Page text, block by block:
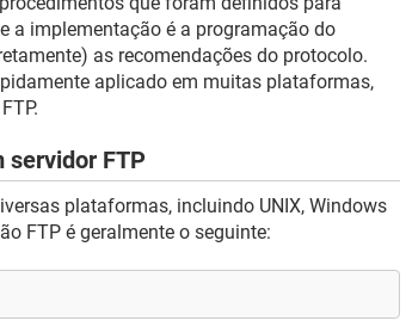
a implementação é a programação do
as recomendações do protocolo.
aplicado em muitas plataformas,
servidor FTP
plataformas, incluindo UNIX, Windows
FTP é geralmente o seguinte: